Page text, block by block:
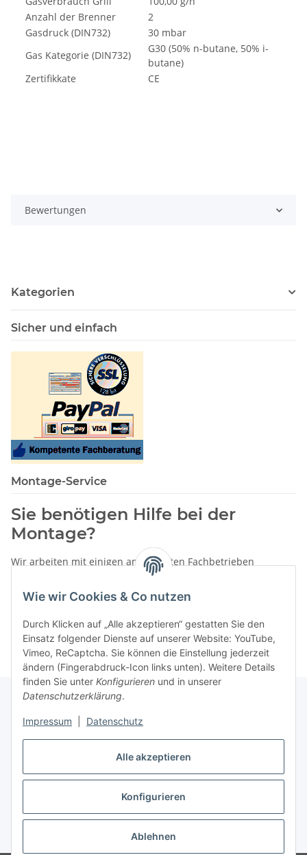
Alle akzeptieren
Konfigurieren
Ablehnen
Wie wir Cookies & Co nutzen
Durch Klicken auf „Alle akzeptieren“ gestatten Sie den
Einsatz folgender Dienste auf unserer Website: YouTube,
Vimeo, ReCaptcha. Sie können die Einstellung jederzeit
ändern (Fingerabdruck-Icon links unten). Weitere Details
finden Sie unter Konfigurieren und in unserer
Datenschutzerklärung.
Impressum Datenschutz
Anzahl der Brenner
2
Gasdruck (DIN732)
30 mbar
Gas Kategorie (DIN732)
G30 (50% n-butane, 50% i-
butane)
Zertifikkate
CE
Bewertungen
Kategorien
Sicher und einfach
Montage-Service
Sie benötigen Hilfe bei der
Montage?
Wir arbeiten mit einigen anerkannten Fachbetrieben
Rufen Sie uns einfach an:
oder schreiben Sie uns eine eMail!
Gesetzliche Informationen
Vertrag widerrufen
Widerrufsbutton
* Alle Preise inkl. gesetzlicher USt., zzgl.Versand